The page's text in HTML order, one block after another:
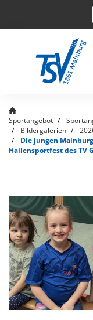
Sportangebot
Bildergalerien
Die jungen
Hallensportfest des TV